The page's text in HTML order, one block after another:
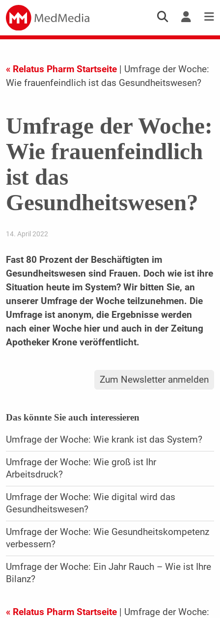
« Relatus Pharm Startseite| Umfrage der Woche:
Wie frauenfeindlich ist das Gesundheitswesen?
Umfrage der Woche:
Wie frauenfeindlich
ist das
Gesundheitswesen?
14. April 2022
Fast 80 Prozent der Beschäftigten im
Gesundheitswesen sind Frauen. Doch wie ist ihre
Situation heute im System? Wir bitten Sie, an
unserer Umfrage der Woche teilzunehmen. Die
Umfrage ist anonym, die Ergebnisse werden
nach einer Woche hier und auch in der Zeitung
Apotheker Krone veröffentlicht.
Zum Newsletter anmelden
Das könnte Sie auch interessieren
Umfrage der Woche: Wie krank ist das System?
Umfrage der Woche: Wie groß ist Ihr
Arbeitsdruck?
Umfrage der Woche: Wie digital wird das
Gesundheitswesen?
Umfrage der Woche: Wie Gesundheitskompetenz
verbessern?
Umfrage der Woche: Ein Jahr Rauch – Wie ist Ihre
Bilanz?
« Relatus Pharm Startseite| Umfrage der Woche: